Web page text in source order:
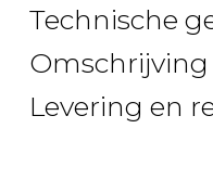
Technische
Omschrijving
Levering en